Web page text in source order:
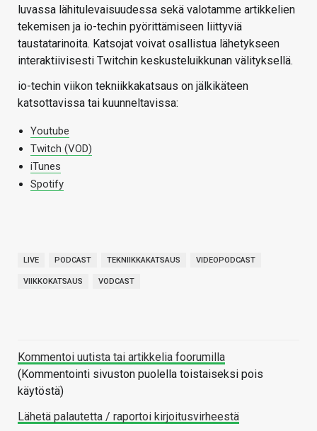
luvassa lähitulevaisuudessa sekä valotamme artikkelien
tekemisen ja io-techin pyörittämiseen liittyviä
taustatarinoita. Katsojat voivat osallistua lähetykseen
interaktiivisesti Twitchin keskusteluikkunan välityksellä.
io-techin viikon tekniikkakatsaus on jälkikäteen
katsottavissa tai kuunneltavissa:
Youtube
Twitch (VOD)
iTunes
Spotify
LIVE PODCAST TEKNIIKKAKATSAUS VIDEOPODCAST
VIIKKOKATSAUS VODCAST
Kommentoi uutista tai artikkelia foorumilla
(Kommentointi sivuston puolella toistaiseksi pois
käytöstä)
Lähetä palautetta / raportoi kirjoitusvirheestä